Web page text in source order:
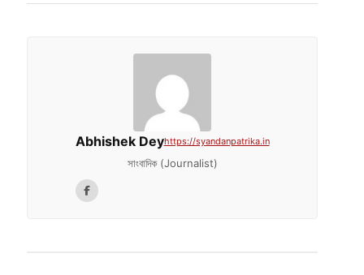
Abhishek Deyhttps://syandanpatrika.in
সাংবাদিক (Journalist)